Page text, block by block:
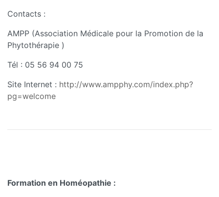
Contacts :
AMPP (Association Médicale pour la Promotion de la
Phytothérapie )
Tél : 05 56 94 00 75
Site Internet : http://www.ampphy.com/index.php?
pg=welcome
Formation en Homéopathie :